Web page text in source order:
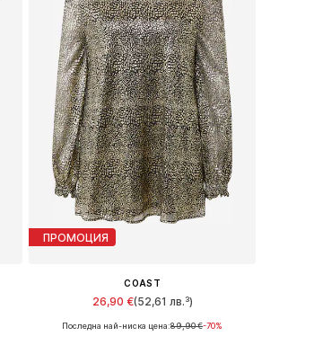
ПРОМОЦИЯ
COAST
26,90 €(52,61 лв.³)
Налични размери: S, M, L, XL, XXL, XXXL
Последна най-ниска цена:89,90 €-70%